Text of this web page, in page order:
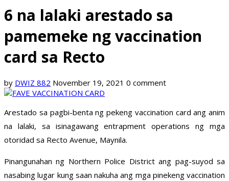
6 na lalaki arestado sa
pamemeke ng vaccination
card sa Recto
by DWIZ 882 November 19, 2021 0 comment
Arestado sa pagbi-benta ng pekeng vaccination card ang anim
na lalaki, sa isinagawang entrapment operations ng mga
otoridad sa Recto Avenue, Maynila.
Pinangunahan ng Northern Police District ang pag-suyod sa
nasabing lugar kung saan nakuha ang mga pinekeng vaccination